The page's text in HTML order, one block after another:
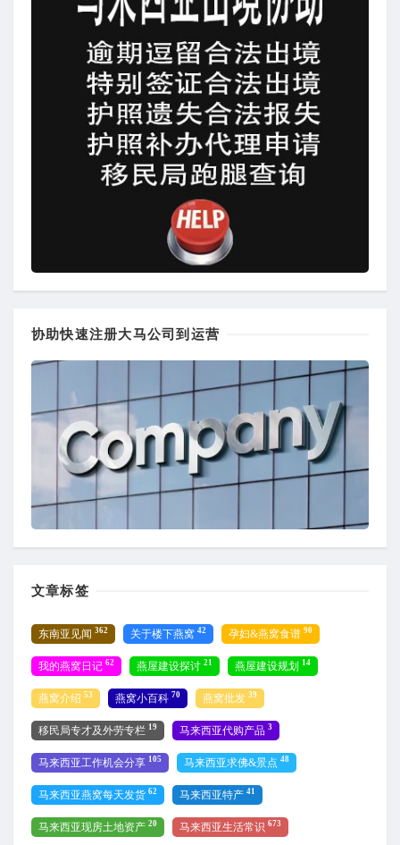
协助快速注册大马公司到运营
文章标签
东南亚见闻 362 关于楼下燕窝 42 孕妇&燕窝食谱 90
我的燕窝日记 62 燕屋建设探讨 21 燕屋建设规划 14
燕窝介绍 53 燕窝小百科 70 燕窝批发 39
移民局专才及外劳专栏 19 马来西亚代购产品 3
马来西亚工作机会分享 105 马来西亚求佛&景点 48
马来西亚燕窝每天发货 62 马来西亚特产 41
马来西亚现房土地资产 20 马来西亚生活常识 673